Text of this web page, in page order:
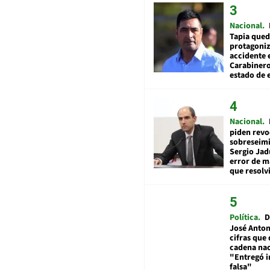
Nacional
Tapia
accidente
estado de
Nacional
piden
Sergio
error de
que
Política
José
cifras que
cadena
"Entregó
falsa"